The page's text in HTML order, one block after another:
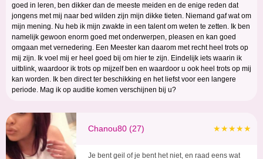
goed in leren, ben dikker dan de meeste meiden en de enige reden dat
jongens met mij naar bed wilden zijn mijn dikke tieten. Niemand gaf wat om
mijn mening. Nu heb ik mijn zwakte in een talent om weten te zetten. Ik ben
namelijk gewoon enorm goed met onderwerpen, pleasen en kan goed
omgaan met vernedering. Een Meester kan daarom met recht heel trots op
mij zijn. Ik voel mij er heel goed bij om hier te zijn. Eindelijk iets waarin ik
uitblink, waardoor ik trots op mijzelf ben en waardoor u ook heel trots op mij
kan worden. Ik ben direct ter beschikking en het liefst voor een langere
periode. Mag ik op auditie komen verschijnen bij u?
★★★★★
Chanou80 (27)
Je bent geil of je bent het niet, en raad eens wat